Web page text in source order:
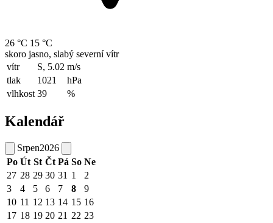
26 °C 15 °C
skoro jasno, slabý severní vítr
vítr
S, 5.02 m/s
tlak
1021
hPa
vlhkost 39 %
Kalendář
Srpen2026
Po Út St Čt Pá So Ne
27 28 29 30 31 1
2
3
4 5 6 7 8
9
10 11 12 13 14 15 16
17 18 19 20 21 22 23